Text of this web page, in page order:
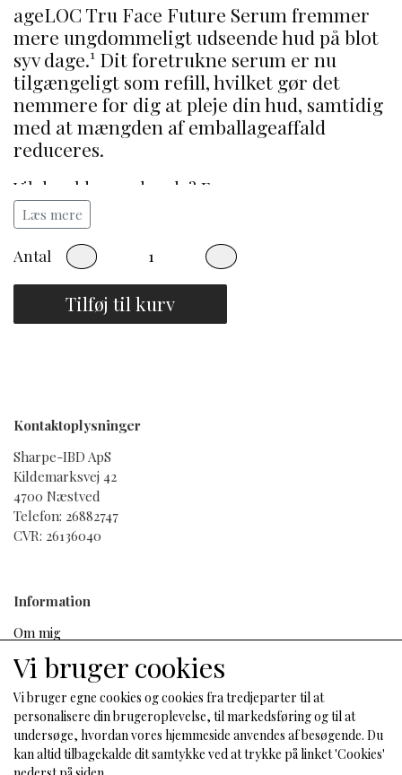
ageLOC Tru Face Future Serum fremmer
mere ungdommeligt udseende hud på blot
syv dage.¹ Dit foretrukne serum er nu
tilgængeligt som refill, hvilket gør det
nemmere for dig at pleje din hud, samtidig
med at mængden af emballageaffald
reduceres.
Vil du ældes med ynde? Fremmer en mere
ungdommeligt udseende hud ved at bekæmpe
synlige aldringstegn på 8 punkter: fasthed,
glathed, jævn hudtone, fine linjer/rynker,
misfarvning og hydrering. Denne alsidige
"game changer" giver dig klinisk beviste
selvtilliden til at føle dig tilpas i din egen krop
og hjælper dig med at fortælle din historie med
ynde, styrke og autenticitet.
Fordele
Udviklet med Nu Skins patentbeskyttede
ageLOC-ingrediensblanding, der fokuserer
på kilderne til tydelige aldringstegn i huden
og giver et mere ungdommeligt udseende
med færre tegn på hudaldring.
Læs mere
Antal
Tilføj til kurv
Kontaktoplysninger
Sharpe-IBD ApS
Kildemarksvej 42
4700 Næstved
Telefon: 26882747
CVR: 26136040
Information
Om mig
Cookies
Fortrydelse og reklamation
Sociale medier
Vi bruger cookies
Vi bruger egne cookies og cookies fra tredjeparter til at
personalisere din brugeroplevelse, til markedsføring og til at
undersøge, hvordan vores hjemmeside anvendes af besøgende. Du
kan altid tilbagekalde dit samtykke ved at trykke på linket 'Cookies'